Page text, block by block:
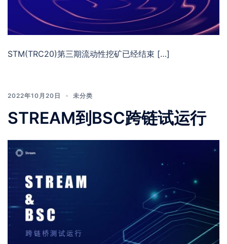
STM(TRC20)第三期流动性挖矿已经结束 […]
2022年10月20日 未分类
STREAM到BSC跨链试运行